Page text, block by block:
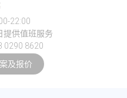
22:00
提供值班服务
0290 8620
及报价